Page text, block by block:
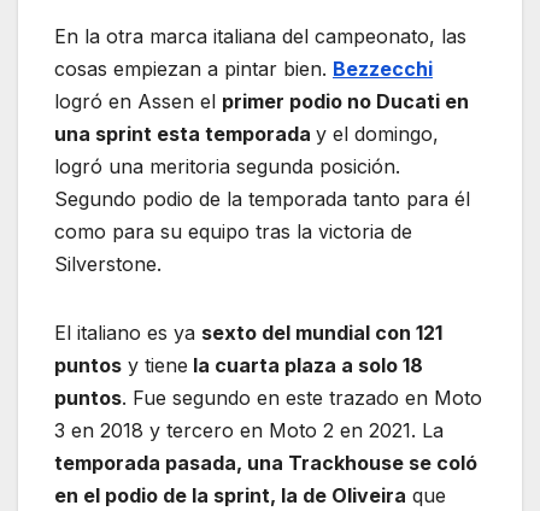
En la otra marca italiana del campeonato, las
cosas empiezan a pintar bien. Bezzecchi
logró en Assen el primer podio no Ducati en
una sprint esta temporada y el domingo,
logró una meritoria segunda posición.
Segundo podio de la temporada tanto para él
como para su equipo tras la victoria de
Silverstone.
El italiano es ya sexto del mundial con 121
puntos y tiene la cuarta plaza a solo 18
puntos. Fue segundo en este trazado en Moto
3 en 2018 y tercero en Moto 2 en 2021. La
temporada pasada, una Trackhouse se coló
en el podio de la sprint, la de Oliveira que